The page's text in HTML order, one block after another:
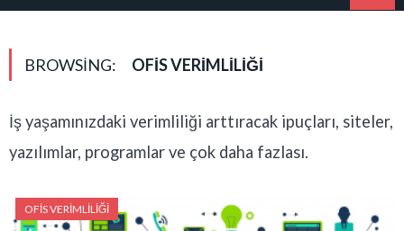
BROWSING: OFIS VERIMLILIĞI
İş yaşamınızdaki verimliliği arttıracak ipuçları, siteler,
yazılımlar, programlar ve çok daha fazlası.
OFIS VERIMLILIĞI